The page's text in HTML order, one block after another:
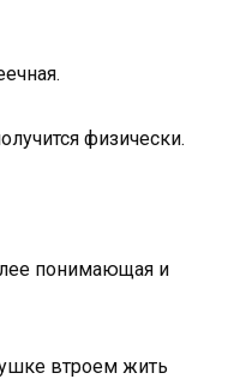
физически.
понимающая и
втроем жить